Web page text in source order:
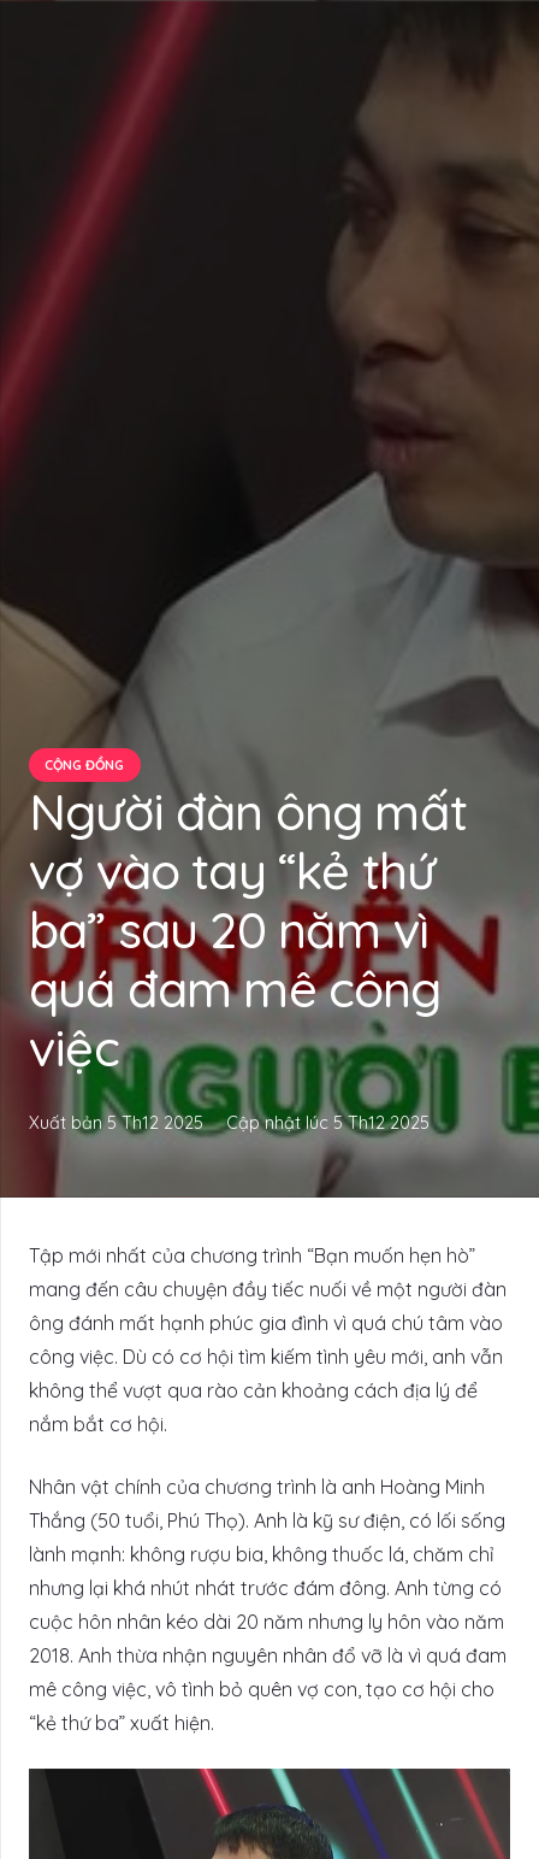
CỘNG ĐỒNG
Người đàn ông mất
vợ vào tay “kẻ thứ
ba” sau 20 năm vì
quá đam mê công
việc
Xuất bản5 Th12 2025 Cập nhật lúc 5 Th12 2025
Tập mới nhất của chương trình “Bạn muốn hẹn hò”
mang đến câu chuyện đầy tiếc nuối về một người đàn
ông đánh mất hạnh phúc gia đình vì quá chú tâm vào
công việc. Dù có cơ hội tìm kiếm tình yêu mới, anh vẫn
không thể vượt qua rào cản khoảng cách địa lý để
nắm bắt cơ hội.
Nhân vật chính của chương trình là anh Hoàng Minh
Thắng (50 tuổi, Phú Thọ). Anh là kỹ sư điện, có lối sống
lành mạnh: không rượu bia, không thuốc lá, chăm chỉ
nhưng lại khá nhút nhát trước đám đông. Anh từng có
cuộc hôn nhân kéo dài 20 năm nhưng ly hôn vào năm
2018. Anh thừa nhận nguyên nhân đổ vỡ là vì quá đam
mê công việc, vô tình bỏ quên vợ con, tạo cơ hội cho
“kẻ thứ ba” xuất hiện.